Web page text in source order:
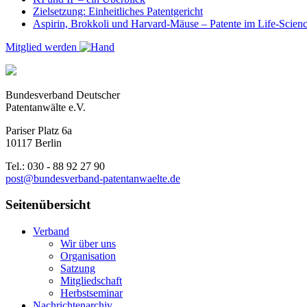
Zielsetzung: Einheitliches Patentgericht
Aspirin, Brokkoli und Harvard-Mäuse – Patente im Life-
Mitglied werden
Bundesverband Deutscher
Patentanwälte e.V.
Pariser Platz 6a
10117 Berlin
Tel.: 030 - 88 92 27 90
post@bundesverband-patentanwaelte.de
Seitenübersicht
Verband
Wir über uns
Organisation
Satzung
Mitgliedschaft
Herbstseminar